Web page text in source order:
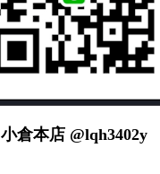
小倉本店 @lqh3402y